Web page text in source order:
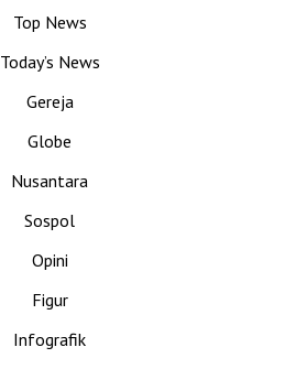
Top News
Today’s News
Gereja
Globe
Nusantara
Sospol
Opini
Figur
Infografik